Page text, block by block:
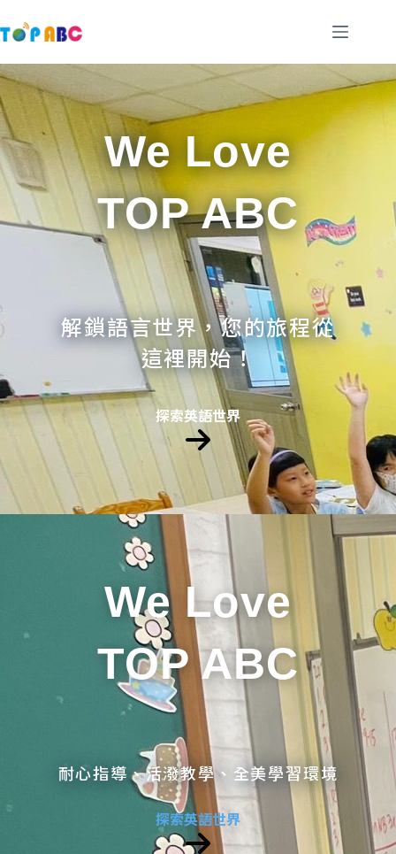
至
要
內
容
We Love
TOP ABC
解鎖語言世界，您的旅程從
這裡開始！
探索英語世界
We Love
TOP ABC
耐心指導、活潑教學、全美學習環境
探索英語世界